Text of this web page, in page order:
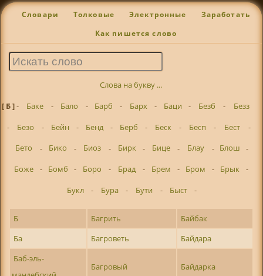
Словари Толковые Электронные Заработать
Как пишется слово
Слова на букву ...
[ Б ]- Баке - Бало - Барб - Барх - Баци - Безб -
Безз
-
Безо - Бейн - Бенд - Берб - Беск - Бесп - Бест
-
Бето
- Бико - Биоз - Бирк - Бице - Блау - Блош
-
Боже
- Бомб - Боро - Брад - Брем - Бром - Брык
-
Букл
- Бура - Бути - Быст -
Б Багрить
Байбак
Ба
Багроветь
Байдара
Баб-эль-
Багровый Байдарка